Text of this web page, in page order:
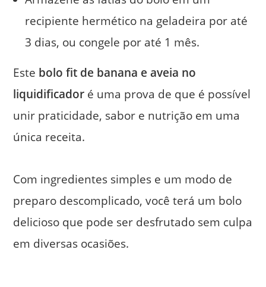
recipiente hermético na geladeira por até
3 dias, ou congele por até 1 mês.
Este bolo fit de banana e aveia no
liquidificador é uma prova de que é possível
unir praticidade, sabor e nutrição em uma
única receita.
Com ingredientes simples e um modo de
preparo descomplicado, você terá um bolo
delicioso que pode ser desfrutado sem culpa
em diversas ocasiões.